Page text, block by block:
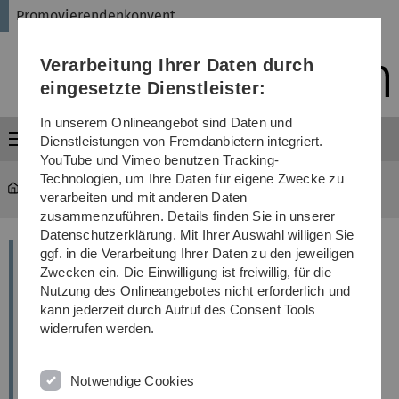
Direkt
Direkt
Direkt
(Sprache,
Drucken,
Media)
Direkt
Direkt
Promovierendenkonvent
Menü
Important change to the enrolment
regulations (§ 38 Abs. 5
Landeshochschulgesetz):
Previously, PhD students were required to be enrolled
regulations, you are required to be enrolled until the
date of your defense.
Verarbeitung Ihrer Daten durch
eingesetzte Dienstleister:
In unserem Onlineangebot sind Daten und
Dienstleistungen von Fremdanbietern integriert.
YouTube und Vimeo benutzen Tracking-
Technologien, um Ihre Daten für eigene Zwecke zu
verarbeiten und mit anderen Daten
zusammenzuführen. Details finden Sie in unserer
Datenschutzerklärung. Mit Ihrer Auswahl willigen Sie
ggf. in die Verarbeitung Ihrer Daten zu den jeweiligen
Zwecken ein. Die Einwilligung ist freiwillig, für die
Nutzung des Onlineangebotes nicht erforderlich und
kann jederzeit durch Aufruf des Consent Tools
widerrufen werden.
Notwendige Cookies